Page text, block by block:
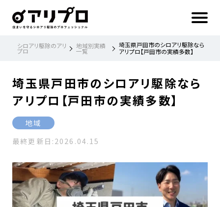
シロアリ駆除のアリ
プロ
地域別実績
一覧
埼玉県戸田市のシロアリ駆除なら
アリプロ【戸田市の実績多数】
埼玉県戸田市のシロアリ駆除なら
アリプロ【戸田市の実績多数】
地域
最終更新日:2026.04.15